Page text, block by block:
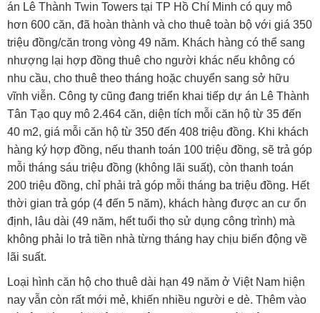
án Lê Thành Twin Towers tại TP Hồ Chí Minh có quy mô
hơn 600 căn, đã hoàn thành và cho thuê toàn bộ với giá 350
triệu đồng/căn trong vòng 49 năm. Khách hàng có thể sang
nhượng lại hợp đồng thuê cho người khác nếu không có
nhu cầu, cho thuê theo tháng hoặc chuyển sang sở hữu
vĩnh viễn. Công ty cũng đang triển khai tiếp dự án Lê Thành
Tân Tạo quy mô 2.464 căn, diện tích mỗi căn hộ từ 35 đến
40 m2, giá mỗi căn hộ từ 350 đến 408 triệu đồng. Khi khách
hàng ký hợp đồng, nếu thanh toán 100 triệu đồng, sẽ trả góp
mỗi tháng sáu triệu đồng (không lãi suất), còn thanh toán
200 triệu đồng, chỉ phải trả góp mỗi tháng ba triệu đồng. Hết
thời gian trả góp (4 đến 5 năm), khách hàng được an cư ổn
định, lâu dài (49 năm, hết tuổi thọ sử dụng công trình) mà
không phải lo trả tiền nhà từng tháng hay chịu biến động về
lãi suất.
Loại hình căn hộ cho thuê dài hạn 49 năm ở Việt Nam hiện
nay vẫn còn rất mới mẻ, khiến nhiều người e dè. Thêm vào